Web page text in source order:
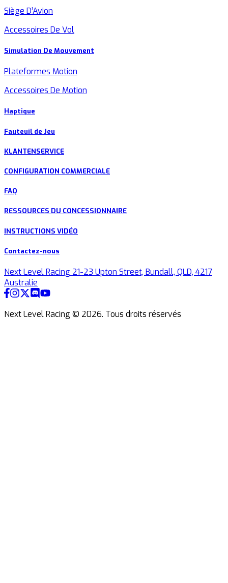
Siège D’Avion
Accessoires De Vol
Simulation De Mouvement
Plateformes Motion
Accessoires De Motion
Haptique
Fauteuil de Jeu
KLANTENSERVICE
CONFIGURATION COMMERCIALE
FAQ
RESSOURCES DU CONCESSIONNAIRE
INSTRUCTIONS VIDÉO
Contactez-nous
Next Level Racing 21-23 Upton Street, Bundall, QLD, 4217
Australie
Next Level Racing © 2026. Tous droits réservés